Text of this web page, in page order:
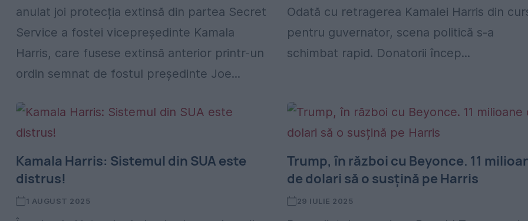
anulat joi protecția extinsă din partea Secret
Service a fostei vicepreședinte Kamala
Harris, care fusese extinsă anterior printr-un
ordin semnat de fostul președinte Joe...
Odată cu retragerea Kamalei Harris din
pentru guvernator, scena politică s-a
schimbat rapid. Donatorii încep...
Kamala Harris: Sistemul din SUA este
distrus!
1 AUGUST 2025
Trump, în război cu Beyonce. 11
de dolari să o susțină pe Harris
29 IULIE 2025